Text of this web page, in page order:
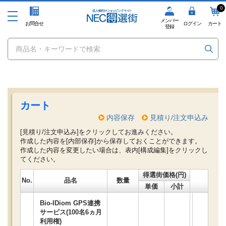
お問合せ
メンバー
登録
ログイン
0
カート